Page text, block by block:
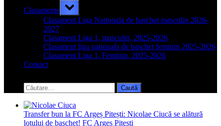
Clasamente
Toggle
sub-
menu
Clasament Liga Nationala de baschet masculin 2026-
2027
Clasament Liga 1, masculin, 2025-2026
Clasament liga nationala de baschet feminin 2025-2026
Clasament Liga 1, Feminin, 2025-2026
Contact
search
form
Caută
după:
Transfer bun la FC Argeș Pitești: Nicolae Ciucă se alătură
lotului de baschet! FC Arges Pitesti